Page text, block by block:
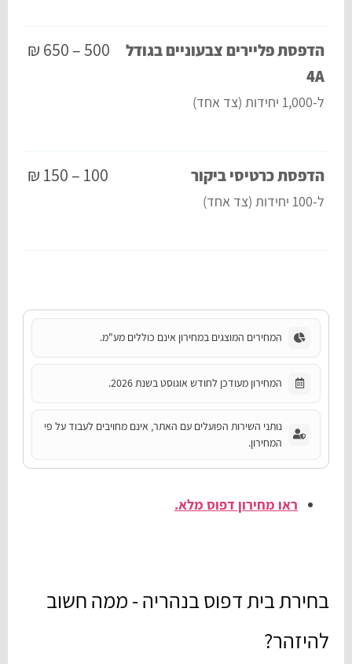
הדפסת פליירים צבעוניים בגודל
4A
ל-1,000 יחידות (צד אחד)
500 – 650 ₪
הדפסת כרטיסי ביקור
ל-100 יחידות (צד אחד)
100 – 150 ₪
המחירים המוצגים במחירון אינם כוללים מע"מ.
המחירון מעודכן לחודש אוגוסט בשנת 2026.
נותני השירות הפועלים עם האתר, אינם מחויבים לעבוד על פי
המחירון.
ראו מחירון דפוס מלא.
בחירת בית דפוס בנהריה - ממה חשוב
להיזהר?